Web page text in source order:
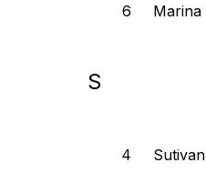
Marina
S
Sutivan